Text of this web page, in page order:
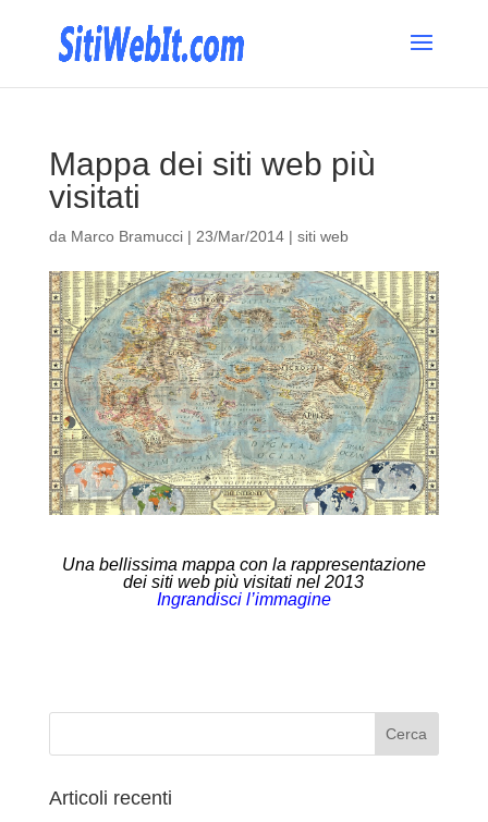
Mappa dei siti web più
visitati
da Marco Bramucci| 23/Mar/2014| siti web
Una bellissima mappa con la rappresentazione
dei siti web più visitati nel 2013
Ingrandisci l’immagine
Articoli recenti